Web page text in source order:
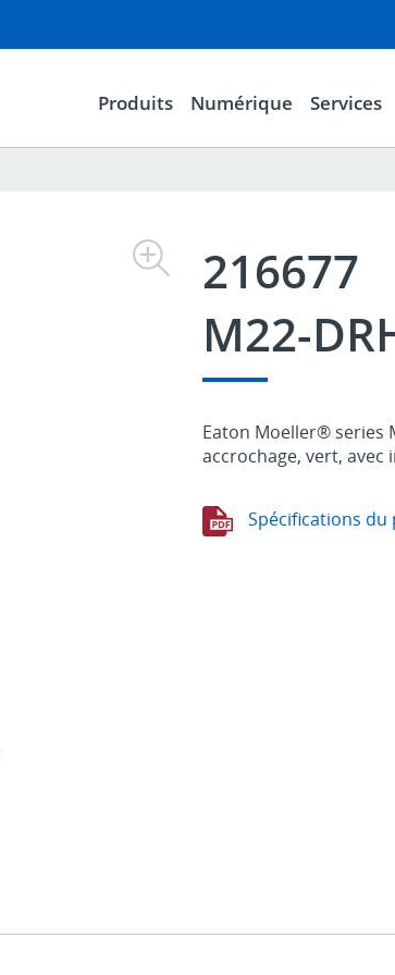
Produits Numérique Services
216677
M22-
Eaton Moeller® series
accrochage, vert,
Spécifications